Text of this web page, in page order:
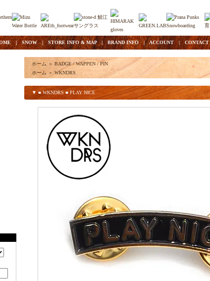
|SNOW| STORE INFO & MAP|BRAND INFO|ACCOUNT|CONTACT
ホーム ＞ BADGE / WAPPEN / PIN
ホーム ＞ WKNDRS
▼ ■ WKNDRS ■ PLAY NICE